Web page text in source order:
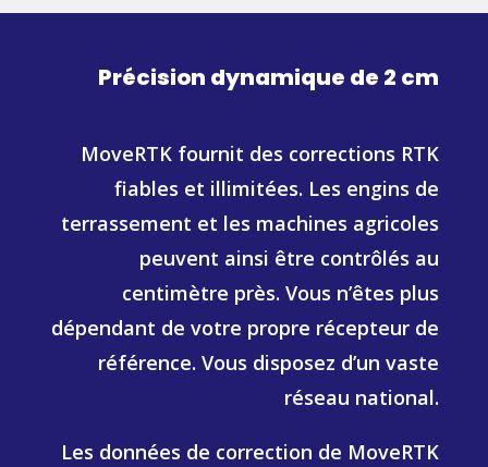
Précision dynamique de 2 cm
MoveRTK fournit des corrections RTK
fiables et illimitées. Les engins de
terrassement et les machines agricoles
peuvent ainsi être contrôlés au
centimètre près. Vous n’êtes plus
dépendant de votre propre récepteur de
référence. Vous disposez d’un vaste
réseau national.
Les données de correction de MoveRTK